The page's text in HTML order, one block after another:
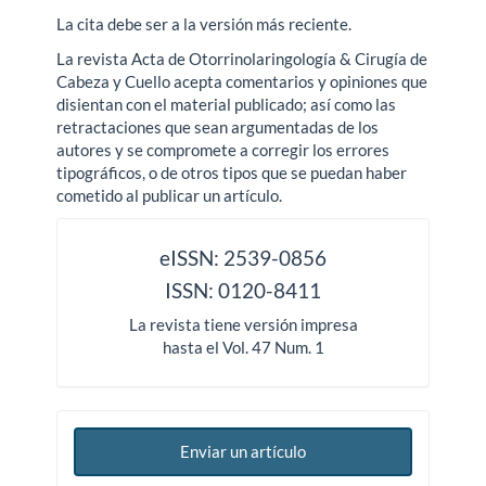
La cita debe ser a la versión más reciente.
La revista Acta de Otorrinolaringología & Cirugía de
Cabeza y Cuello acepta comentarios y opiniones que
disientan con el material publicado; así como las
retractaciones que sean argumentadas de los
autores y se compromete a corregir los errores
tipográficos, o de otros tipos que se puedan haber
cometido al publicar un artículo.
eISSN: 2539-0856
ISSN: 0120-8411
La revista tiene versión impresa
hasta el Vol. 47 Num. 1
Enviar un artículo